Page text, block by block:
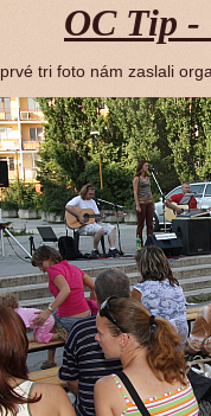
OC Tip -
prvé tri foto nám zaslali